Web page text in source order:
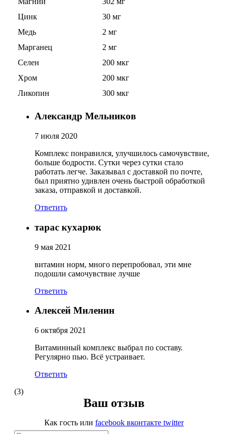
Аргинин
Бета-аланин
Комплексы аминокислот
Цитруллин
Глютамин
Аксессуары
НАЗАД
Ремни и перчатки
Подарочные сертификаты
Фитнес резинки
Полезные продукты
НАЗАД
Цинк
30 мг
Медь
2 мг
Марганец
2 мг
Селен
200 мкг
Хром
200 мкг
Ликопин
300 мкг
Александр Мельников
7 июля 2020
Комплекс понравился, улучшилось самочувствие,
больше бодрости. Сутки через сутки стало
работать легче. Заказывал с доставкой по почте,
был приятно удивлен очень быстрой обработкой
заказа, отправкой и доставкой.
Ответить
тарас кухарюк
9 мая 2021
витамин норм, много перепробовал, эти мне
подошли самочувствие лучше
Ответить
Алексей Миленин
6 октября 2021
Витаминный комплекс выбрал по составу.
Регулярно пью. Всё устраивает.
Ответить
(3)
Ваш отзыв
Как гость или facebook вконтакте twitter